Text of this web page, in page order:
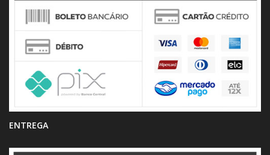
ENTREGA